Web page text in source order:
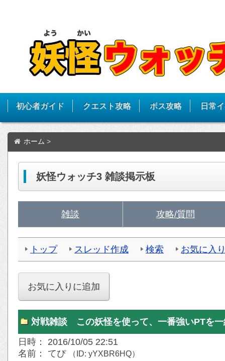
初心者ガイド クエスト攻略 ボス攻略 日常
ホーム >
妖怪ウォッチ3 雑談掲示板
雑談 攻略/質問
トップ スレッド作成 検索 お気に入
対戦雑談 この妖怪を使って、一番強いPTを一
日時： 2016/10/05 22:51
名前： てぴ
（ID: yYXBR6HQ）